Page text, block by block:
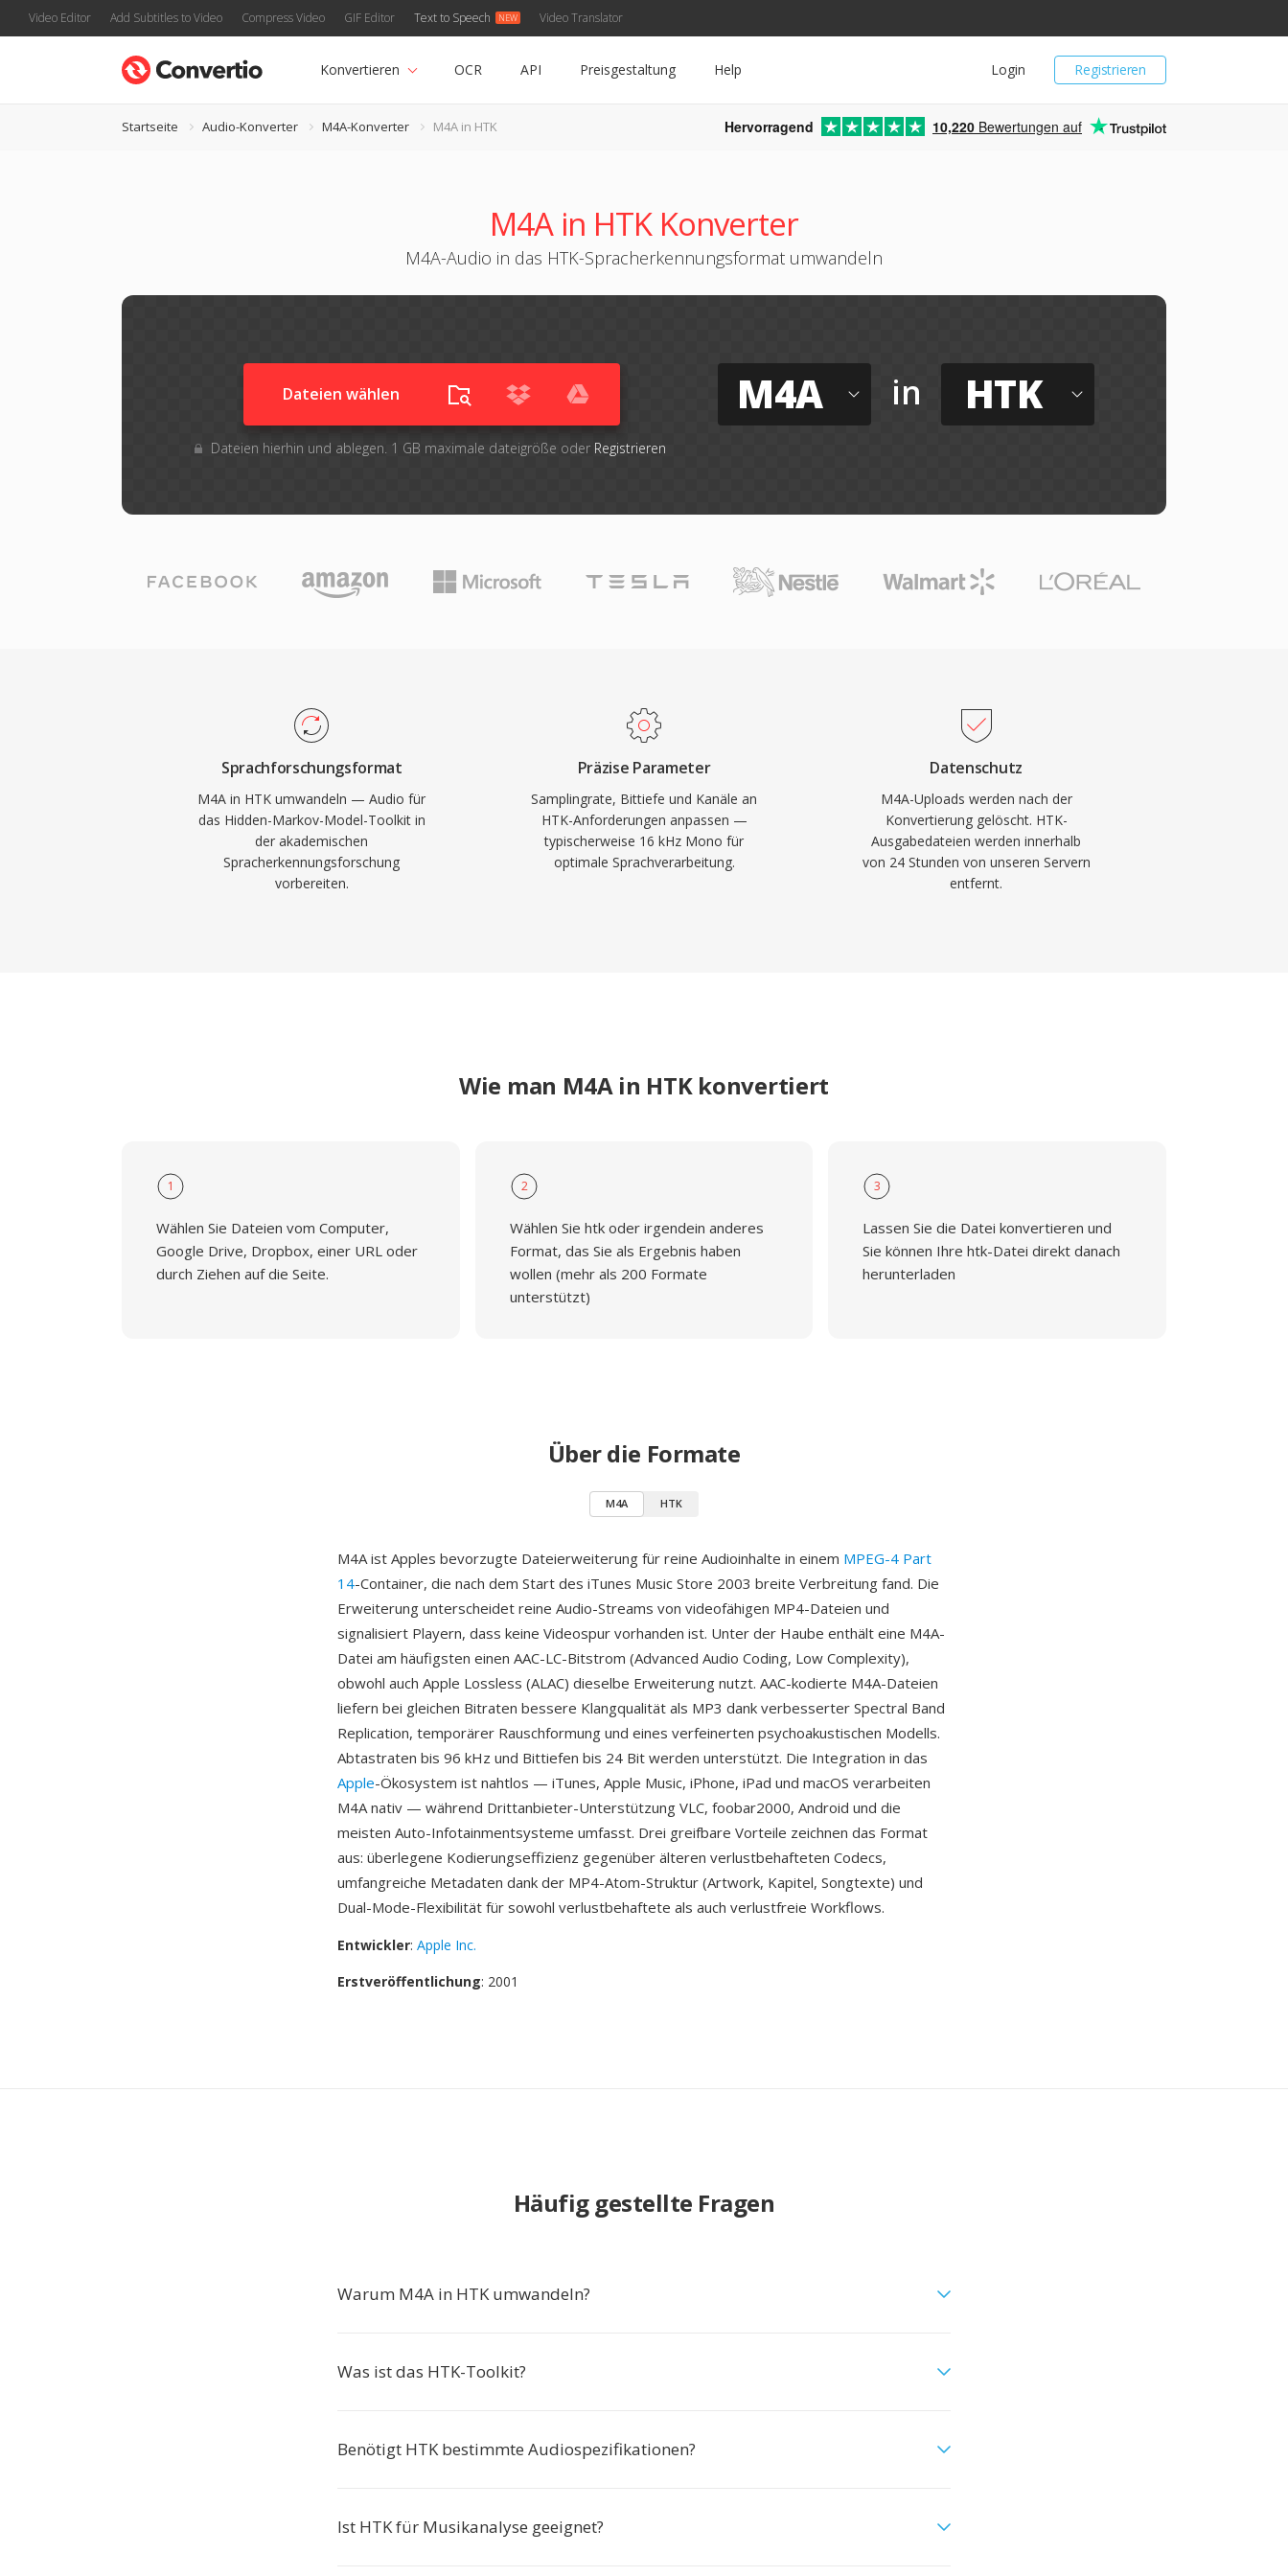
Video Editor Add Subtitles to Video Compress Video GIF Editor Text to Speech Video Translator
Registrieren
Login
Konvertieren OCR API Preisgestaltung Help
Startseite Audio-Konverter M4A-Konverter M4A in HTK Hervorragend 10,220 Bewertungen auf
M4A in HTK Konverter
M4A-Audio in das HTK-Spracherkennungsformat umwandeln
Dateien wählen
Dateien hierhin und ablegen. 1 GB maximale dateigröße oder Registrieren
M4A in HTK
Sprachforschungsformat
M4A in HTK umwandeln — Audio für
das Hidden-Markov-Model-Toolkit in
der akademischen
Spracherkennungsforschung
vorbereiten.
Präzise Parameter
Samplingrate, Bittiefe und Kanäle an
HTK-Anforderungen anpassen —
typischerweise 16 kHz Mono für
optimale Sprachverarbeitung.
Datenschutz
M4A-Uploads werden nach der
Konvertierung gelöscht. HTK-
Ausgabedateien werden innerhalb
von 24 Stunden von unseren Servern
entfernt.
Wie man M4A in HTK konvertiert
1
Wählen Sie Dateien vom Computer,
Google Drive, Dropbox, einer URL oder
durch Ziehen auf die Seite.
2
Wählen Sie htk oder irgendein anderes
Format, das Sie als Ergebnis haben
wollen (mehr als 200 Formate
unterstützt)
3
Lassen Sie die Datei konvertieren und
Sie können Ihre htk-Datei direkt danach
herunterladen
Über die Formate
M4A HTK
M4A ist Apples bevorzugte Dateierweiterung für reine Audioinhalte in einem MPEG-4 Part
14-Container, die nach dem Start des iTunes Music Store 2003 breite Verbreitung fand. Die
Erweiterung unterscheidet reine Audio-Streams von videofähigen MP4-Dateien und
signalisiert Playern, dass keine Videospur vorhanden ist. Unter der Haube enthält eine M4A-
Datei am häufigsten einen AAC-LC-Bitstrom (Advanced Audio Coding, Low Complexity),
obwohl auch Apple Lossless (ALAC) dieselbe Erweiterung nutzt. AAC-kodierte M4A-Dateien
liefern bei gleichen Bitraten bessere Klangqualität als MP3 dank verbesserter Spectral Band
Replication, temporärer Rauschformung und eines verfeinerten psychoakustischen Modells.
Abtastraten bis 96 kHz und Bittiefen bis 24 Bit werden unterstützt. Die Integration in das
Apple-Ökosystem ist nahtlos — iTunes, Apple Music, iPhone, iPad und macOS verarbeiten
M4A nativ — während Drittanbieter-Unterstützung VLC, foobar2000, Android und die
meisten Auto-Infotainmentsysteme umfasst. Drei greifbare Vorteile zeichnen das Format
aus: überlegene Kodierungseffizienz gegenüber älteren verlustbehafteten Codecs,
umfangreiche Metadaten dank der MP4-Atom-Struktur (Artwork, Kapitel, Songtexte) und
Dual-Mode-Flexibilität für sowohl verlustbehaftete als auch verlustfreie Workflows.
Entwickler: Apple Inc.
Erstveröffentlichung: 2001
Häufig gestellte Fragen
Warum M4A in HTK umwandeln?
Was ist das HTK-Toolkit?
Benötigt HTK bestimmte Audiospezifikationen?
Ist HTK für Musikanalyse geeignet?